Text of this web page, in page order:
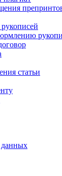
статьи
данных